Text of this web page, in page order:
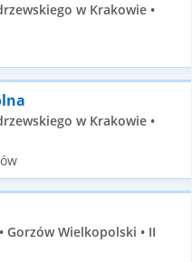
w Krakowie •
w Krakowie •
Gorzów Wielkopolski • II